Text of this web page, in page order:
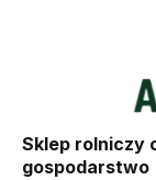
Sklep rolniczy
gospodarstwo